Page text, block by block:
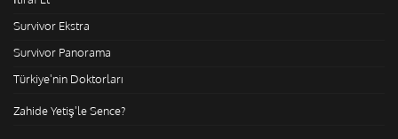
Survivor Ekstra
Survivor Panorama
Türkiye'nin Doktorları
Zahide Yetiş'le Sence?